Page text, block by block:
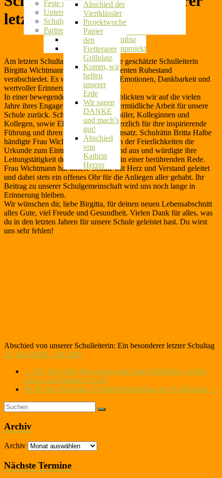
Herkunftssprachlicher Unterricht
Feste und Feiern
Unterrichtsaktivitäten
Schulgarten
Partnerschule in Namibia
Wir laufen für Namibia
Das Suppenküchenprojekt
erstes Jahr
im
Schulgarten
Ausflug auf
den
Fretteraner
Grillplatz
Komm, wir
helfen
unserer
Erde
Wir sagen
DANKE
und mach’s
gut!
Abschied
von
Kathrin
Herzer
Abschied der
Viertklässler
Projektwoche
Papier
letzter Schultag
Am letzten Schultag haben wir unsere geschätzte Schulleiterin
Birgitta Wichtmann in den wohlverdienten Ruhestand
verabschiedet. Es war ein Tag voller Emotionen, Dankbarkeit und
wertvoller Erinnerungen.
In einer bewegenden Abschiedsfeier blickten wir auf die vielen
Jahre ihres Engagements und ihre unermüdliche Arbeit für unsere
Schule zurück. Schülerinnen und Schüler, Kolleginnen und
Kollegen, sowie Eltern dankten ihr herzlich für ihre inspirierende
Führung und ihren unermüdlichen Einsatz. Schulrätin Britta Halbe
händigte Frau Wichtmann im Rahmen der Feierlichkeiten die
Urkunde zum Eintritt in den Ruhestand aus und würdigte ihre
Leitungstätigkeit der letzten 23 Jahre in einer berührenden Rede.
Frau Wichtmann hat unsere Schule mit Herz und Verstand geleitet
und dabei stets ein offenes Ohr für die Anliegen aller gehabt. Ihr
Beitrag zu unserer Schulgemeinschaft wird uns noch lange in
Erinnerung bleiben.
Wir wünschen dir, liebe Birgitta, für deinen neuen Lebensabschnitt
alles Gute, viel Freude und Gesundheit. Vielen Dank für alles, was
du in den letzten Jahren für unsere Schule geleistet hast. Du wirst
uns sehr fehlen!
Abschied von unserer Schulleiterin: Ein besonderer letzter Schultag
21. Juli 20248. Juli 2026
← Ein Tag voller Bewegung und Spaß: Rückblick auf das
Sport- und Spielefest 2024
Fit für den Schulstart: Ersthelferausbildung des Kollegiums →
Archiv
Archiv
Nächste Termine